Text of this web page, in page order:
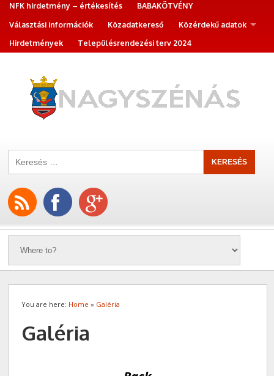
NFK hirdetmény – értékesítés
BABAKÖTVÉNY
Választási információk
Közadatkereső
Közérdekű adatok
Hirdetmények
Településrendezési terv 2024
You are here: Home » Galéria
Galéria